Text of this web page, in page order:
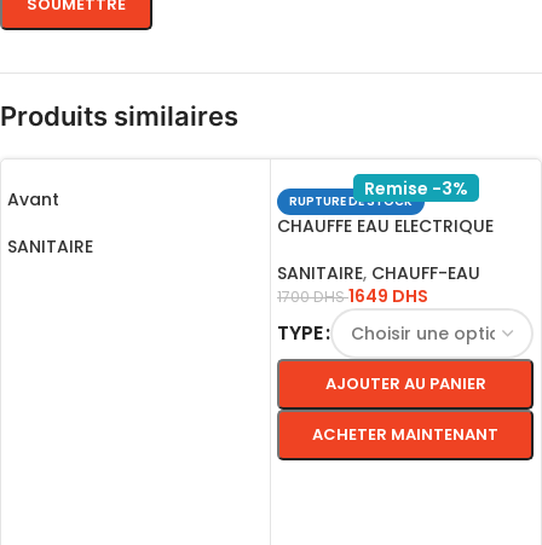
Produits similaires
Avant
SANITAIRE
Remise -3%
RUPTURE DE STOCK
CHAUFFE EAU ELECTRIQUE
SANITAIRE, CHAUFF-EAU
1700DHS1649 DHS
TYPE
AJOUTER AU PANIER
ACHETER MAINTENANT